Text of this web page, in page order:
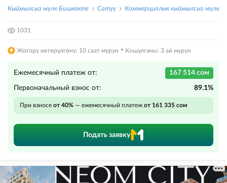
Кыймылсыз мүлк Бишкекте Сатуу Коммерциялык кыймылсыз мүлк
1031
Жогору көтөрүлгөнү: 10 саат мурун · Кошулганы: 3 ай мурун
Ежемесячный платеж от: 167 514 сом
Первоначальный взнос от: 89.1%
При взносе от 40% — ежемесячный платеж от 161 335 сом
Подать заявку